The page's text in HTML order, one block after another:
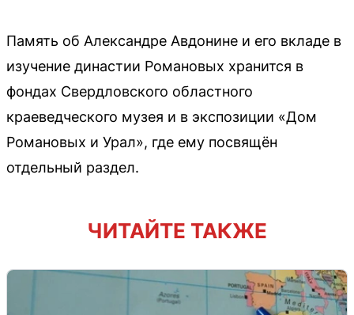
Память об Александре Авдонине и его вкладе в
изучение династии Романовых хранится в
фондах Свердловского областного
краеведческого музея и в экспозиции «Дом
Романовых и Урал», где ему посвящён
отдельный раздел.
ЧИТАЙТЕ ТАКЖЕ